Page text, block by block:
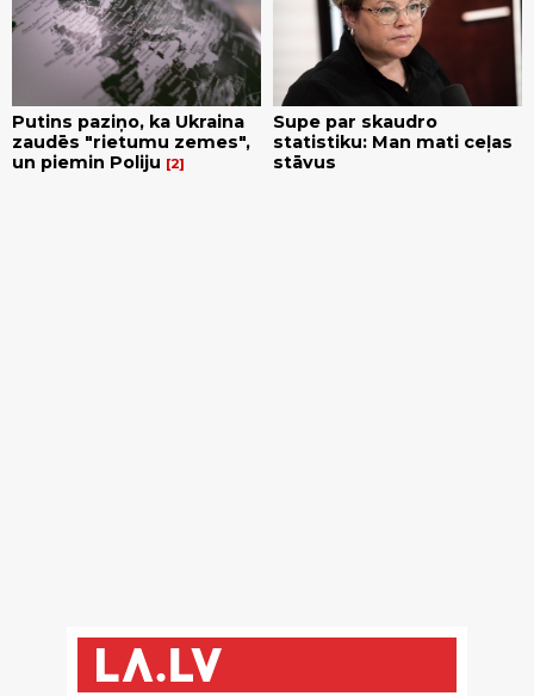
Putins paziņo, ka Ukraina
zaudēs "rietumu zemes",
un piemin Poliju
2
Supe par skaudro
statistiku: Man mati ceļas
stāvus